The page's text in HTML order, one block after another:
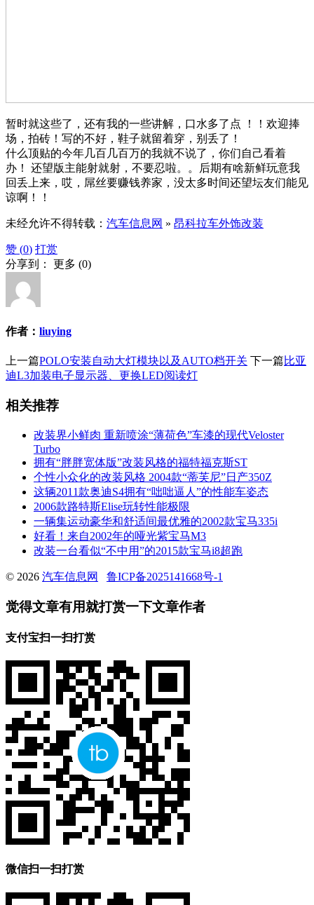
暂时就这些了，还有我的一些讲解，口水多了点 ！！欢迎捧
场，拍砖！写的不好，鞋子就留着穿，别丢了！
什么顶贴的今年几百几百万的我就不说了，你们自己看着
办！ 还望版主能射就射，不要忍啦。。后期有啥新鲜玩意我
回丢上来，哎，屌丝要赚钱养家，没太多时间还望坛友们能见
谅啊！！
未经允许不得转载： 汽车信息网 » 昂科拉车外饰改装
赞 (0) 打赏
分享到： 更多 (0)
作者： liuying
上一篇POLO安装自动大灯模块以及AUTO档开关 下一篇比亚
迪L3加装电子显示器、更换LED阅读灯
相关推荐
改装界小鲜肉 重新喷涂“薄荷色”车漆的现代Veloster
Turbo
拥有“胖胖宽体版”改装风格的福特福克斯ST
个性小众化的改装风格 2004款“蒂芙尼”日产350Z
这辆2011款奥迪S4拥有“咄咄逼人”的性能车姿态
2006款路特斯Elise玩转性能极限
一辆集运动豪华和舒适间最优雅的2002款宝马335i
好看！来自2002年的哑光紫宝马M3
改装一台看似“不中用”的2015款宝马i8超跑
© 2026 汽车信息网 鲁ICP备2025141668号-1
觉得文章有用就打赏一下文章作者
支付宝扫一扫打赏
微信扫一扫打赏